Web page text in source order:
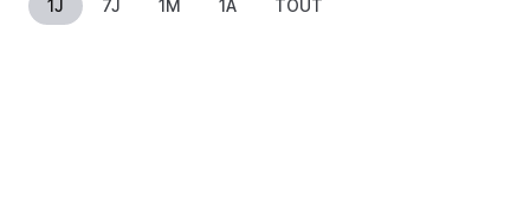
1J 7J 1M 1A TOUT